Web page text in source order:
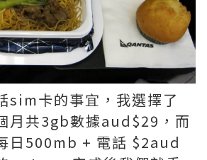
sim卡的事宜，我選擇了
月共3gb數據aud$29，而
日500mb + 電話 $2aud